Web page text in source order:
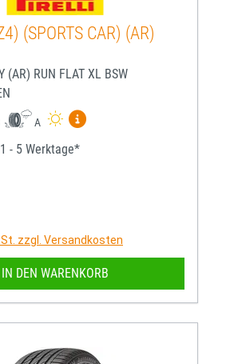
(SPORTS CAR) (AR)
(AR) RUN FLAT XL BSW
A
Mehr Informationen zum
- 5 Werktage*
zzgl. Versandkosten
IN DEN WARENKORB